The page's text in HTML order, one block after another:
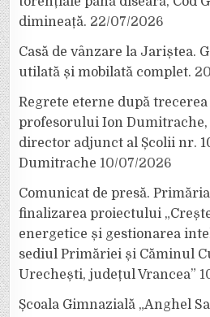
dimineață. 22/07/2026
Casă de vânzare la Jariștea.
utilată și mobilată complet.
Regrete eterne după
profesorului Ion Dumitrache,
director adjunct al Școlii nr.
Dumitrache 10/07/2026
Comunicat de presă.
finalizarea proiectului
energetice și gestionarea
sediul Primăriei și Căminul
Urechești, județul Vrancea”
Școala Gimnazială „Anghel